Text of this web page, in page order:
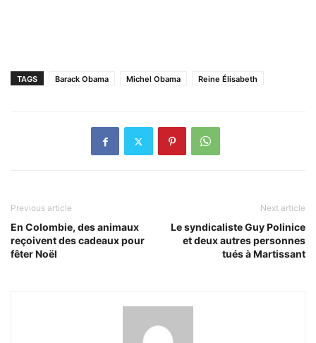
TAGS Barack Obama Michel Obama Reine Élisabeth
Previous article
En Colombie, des animaux
reçoivent des cadeaux pour
fêter Noël
Next article
Le syndicaliste Guy Polinice
et deux autres personnes
tués à Martissant